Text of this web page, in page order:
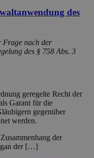
des
Frage nach der
des § 758 Abs. 3
geregelte Recht der
Garant für die
gegenüber
werden.
der
der […]